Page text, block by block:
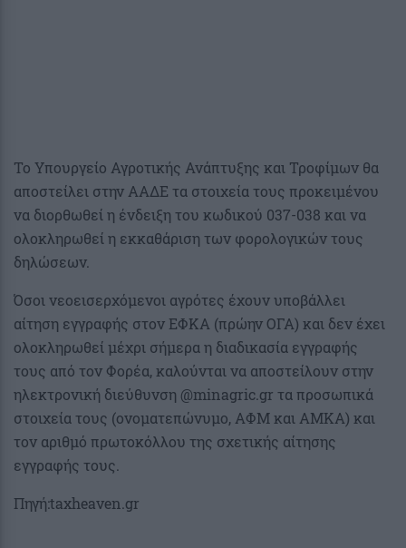
Το Υπουργείο Αγροτικής Ανάπτυξης και Τροφίμων θα
αποστείλει στην ΑΑΔΕ τα στοιχεία τους προκειμένου
να διορθωθεί η ένδειξη του κωδικού 037-038 και να
ολοκληρωθεί η εκκαθάριση των φορολογικών τους
δηλώσεων.
Όσοι νεοεισερχόμενοι αγρότες έχουν υποβάλλει
αίτηση εγγραφής στον ΕΦΚΑ (πρώην ΟΓΑ) και δεν έχει
ολοκληρωθεί μέχρι σήμερα η διαδικασία εγγραφής
τους από τον Φορέα, καλούνται να αποστείλουν στην
ηλεκτρονική διεύθυνση @minagric.gr τα προσωπικά
στοιχεία τους (ονοματεπώνυμο, ΑΦΜ και ΑΜΚΑ) και
τον αριθμό πρωτοκόλλου της σχετικής αίτησης
εγγραφής τους.
Πηγή:taxheaven.gr